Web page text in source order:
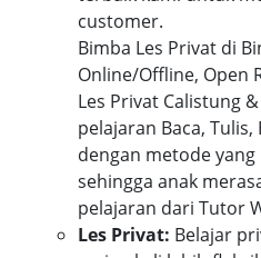
customer.
Bimba Les Privat di
Online/Offline, Open
Les Privat Calistung
pelajaran Baca,
dengan metode
sehingga anak
pelajaran dari Tutor
Les Privat: Belajar